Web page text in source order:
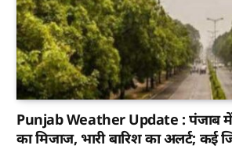
Punjab Weather Update : पंजाब में
का मिजाज, भारी बारिश का अलर्ट; कई